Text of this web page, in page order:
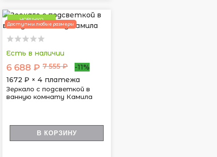
НОВИНКА
Доступны любые размеры
Есть в наличии
6 688 ₽ 7 555 ₽
-11%
1672 ₽ × 4 платежа
Зеркало с подсветкой в
ванную комнату Камила
В КОРЗИНУ